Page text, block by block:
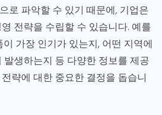
로 파악할 수 있기 때문에, 기업은
전략을 수립할 수 있습니다. 예를
이 가장 인기가 있는지, 어떤 지역에
발생하는지 등 다양한 정보를 제공
략에 대한 중요한 결정을 돕습니